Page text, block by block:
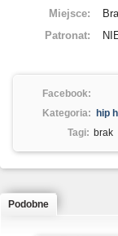
Miejsce:
Patronat:
Facebook:
Kategoria:
hip
Tagi: brak
Podobne